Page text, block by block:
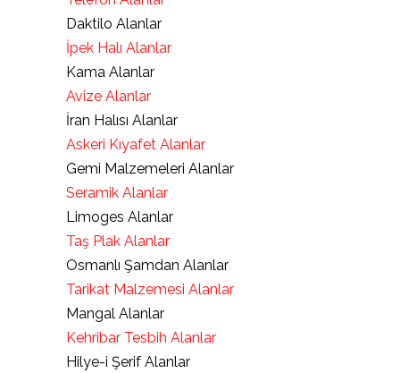
Daktilo Alanlar
İpek Halı Alanlar
Kama Alanlar
Avize Alanlar
İran Halısı Alanlar
Askeri Kıyafet Alanlar
Gemi Malzemeleri Alanlar
Seramik Alanlar
Limoges Alanlar
Taş Plak Alanlar
Osmanlı Şamdan Alanlar
Tarikat Malzemesi Alanlar
Mangal Alanlar
Kehribar Tesbih Alanlar
Hilye-i Şerif Alanlar